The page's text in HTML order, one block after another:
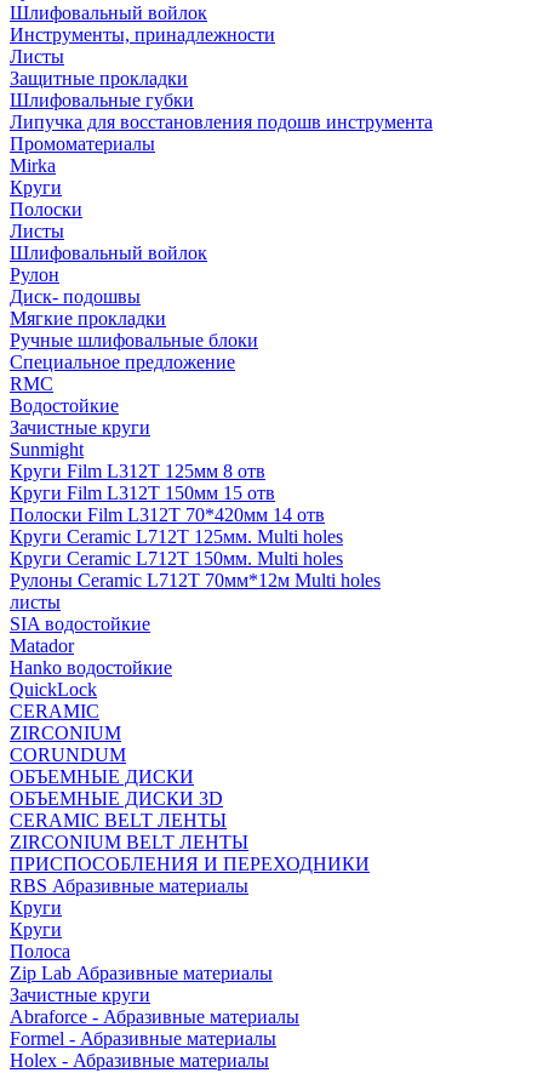
Шлифовальный войлок
Инструменты, принадлежности
Листы
Защитные прокладки
Шлифовальные губки
Липучка для восстановления подошв инструмента
Промоматериалы
Mirka
Круги
Полоски
Листы
Шлифовальный войлок
Рулон
Диск- подошвы
Мягкие прокладки
Ручные шлифовальные блоки
Специальное предложение
RMC
Водостойкие
Зачистные круги
Sunmight
Круги Film L312T 125мм 8 отв
Круги Film L312T 150мм 15 отв
Полоски Film L312T 70*420мм 14 отв
Круги Ceramic L712T 125мм. Multi holes
Круги Ceramic L712T 150мм. Multi holes
Рулоны Ceramic L712T 70мм*12м Multi holes
листы
SIA водостойкие
Matador
Hanko водостойкие
QuickLock
CERAMIC
ZIRCONIUM
СORUNDUM
ОБЪЕМНЫЕ ДИСКИ
ОБЪЕМНЫЕ ДИСКИ 3D
CERAMIC BELT ЛЕНТЫ
ZIRCONIUM BELT ЛЕНТЫ
ПРИСПОСОБЛЕНИЯ И ПЕРЕХОДНИКИ
RBS Абразивные материалы
Круги
Круги
Полоса
Zip Lab Абразивные материалы
Зачистные круги
Abraforce - Абразивные материалы
Formel - Абразивные материалы
Holex - Абразивные материалы